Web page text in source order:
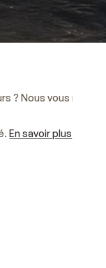
? Nous vous
En savoir plus